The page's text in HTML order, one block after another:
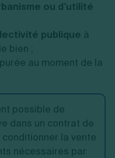
ou d’utilité
publique à
bien ;
au moment de la
possible de
dans un contrat de
la vente
nécessaires par